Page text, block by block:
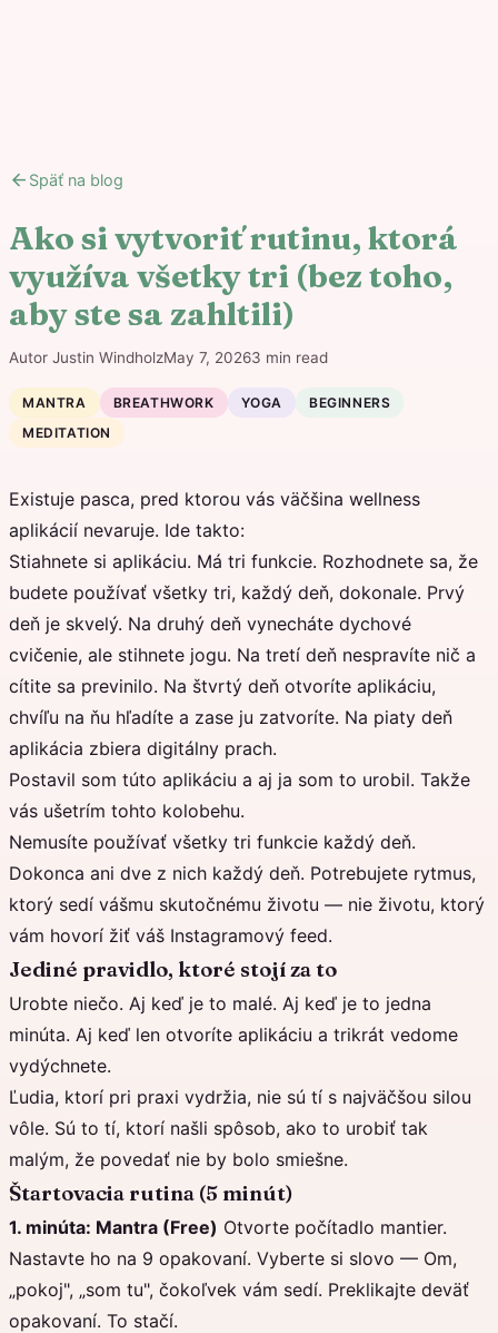
arrow_back Späť na blog
Ako si vytvoriť rutinu, ktorá
využíva všetky tri (bez toho,
aby ste sa zahltili)
Autor Justin WindholzMay 7, 20263 min read
MANTRA BREATHWORK YOGA
BEGINNERS
MEDITATION
Existuje pasca, pred ktorou vás väčšina wellness
aplikácií nevaruje. Ide takto:
Stiahnete si aplikáciu. Má tri funkcie. Rozhodnete sa, že
budete používať všetky tri, každý deň, dokonale. Prvý
deň je skvelý. Na druhý deň vynecháte dychové
cvičenie, ale stihnete jogu. Na tretí deň nespravíte nič a
cítite sa previnilo. Na štvrtý deň otvoríte aplikáciu,
chvíľu na ňu hľadíte a zase ju zatvoríte. Na piaty deň
aplikácia zbiera digitálny prach.
Postavil som túto aplikáciu a aj ja som to urobil. Takže
vás ušetrím tohto kolobehu.
Nemusíte používať všetky tri funkcie každý deň.
Dokonca ani dve z nich každý deň. Potrebujete rytmus,
ktorý sedí vášmu skutočnému životu — nie životu, ktorý
vám hovorí žiť váš Instagramový feed.
Jediné pravidlo, ktoré stojí za to
Urobte niečo. Aj keď je to malé. Aj keď je to jedna
minúta. Aj keď len otvoríte aplikáciu a trikrát vedome
vydýchnete.
Ľudia, ktorí pri praxi vydržia, nie sú tí s najväčšou silou
vôle. Sú to tí, ktorí našli spôsob, ako to urobiť tak
malým, že povedať nie by bolo smiešne.
Štartovacia rutina (5 minút)
1. minúta: Mantra (Free) Otvorte počítadlo mantier.
Nastavte ho na 9 opakovaní. Vyberte si slovo — Om,
„pokoj", „som tu", čokoľvek vám sedí. Preklikajte deväť
opakovaní. To stačí.